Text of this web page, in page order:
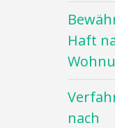
Haft
nach